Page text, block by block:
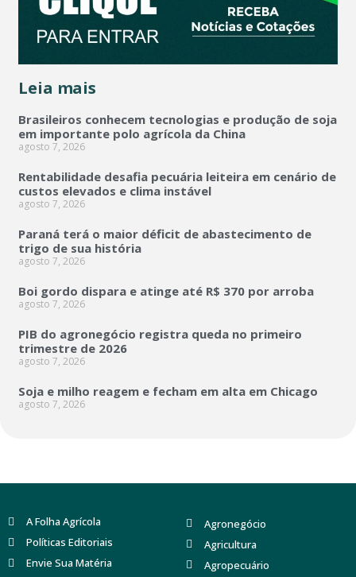
Leia mais
Brasileiros conhecem tecnologias e produção de soja
em importante polo agrícola da China
agosto 7, 2026
Rentabilidade desafia pecuária leiteira em cenário de
custos elevados e clima instável
agosto 7, 2026
Paraná terá o maior déficit de abastecimento de
trigo de sua história
agosto 7, 2026
Boi gordo dispara e atinge até R$ 370 por arroba
agosto 7, 2026
PIB do agronegócio registra queda no primeiro
trimestre de 2026
agosto 7, 2026
Soja e milho reagem e fecham em alta em Chicago
agosto 7, 2026
A Folha Agrícola
Políticas Editoriais
Envie Sua Matéria
Agronegócio
Agricultura
Agropecuário